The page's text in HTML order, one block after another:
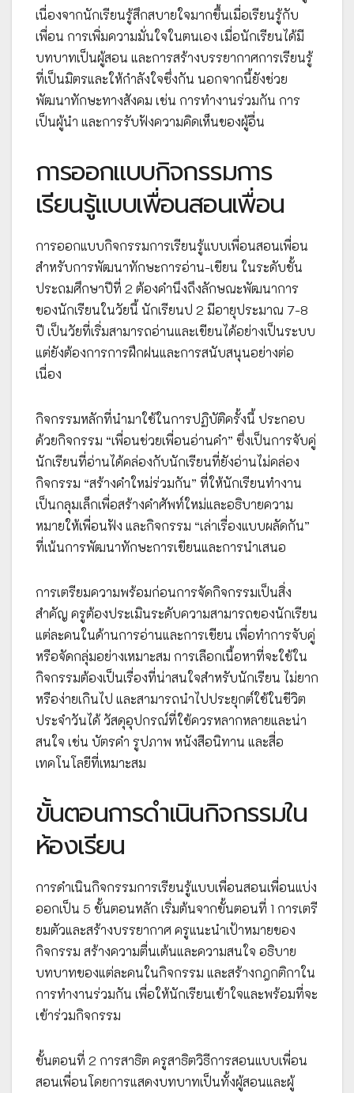
เนื่องจากนักเรียนรู้สึกสบายใจมากขึ้นเมื่อเรียนรู้กับ
เพื่อน การเพิ่มความมั่นใจในตนเอง เมื่อนักเรียนได้มี
บทบาทเป็นผู้สอน และการสร้างบรรยากาศการเรียนรู้
ที่เป็นมิตรและให้กำลังใจซึ่งกัน นอกจากนี้ยังช่วย
พัฒนาทักษะทางสังคม เช่น การทำงานร่วมกัน การ
เป็นผู้นำ และการรับฟังความคิดเห็นของผู้อื่น
การออกแบบกิจกรรมการ
เรียนรู้แบบเพื่อนสอนเพื่อน
การออกแบบกิจกรรมการเรียนรู้แบบเพื่อนสอนเพื่อน
สำหรับการพัฒนาทักษะการอ่าน-เขียน ในระดับชั้น
ประถมศึกษาปีที่ 2 ต้องคำนึงถึงลักษณะพัฒนาการ
ของนักเรียนในวัยนี้ นักเรียนป 2 มีอายุประมาณ 7-8
ปี เป็นวัยที่เริ่มสามารถอ่านและเขียนได้อย่างเป็นระบบ
แต่ยังต้องการการฝึกฝนและการสนับสนุนอย่างต่อ
เนื่อง
กิจกรรมหลักที่นำมาใช้ในการปฏิบัติครั้งนี้ ประกอบ
ด้วยกิจกรรม “เพื่อนช่วยเพื่อนอ่านคำ” ซึ่งเป็นการจับคู่
นักเรียนที่อ่านได้คล่องกับนักเรียนที่ยังอ่านไม่คล่อง
กิจกรรม “สร้างคำใหม่ร่วมกัน” ที่ให้นักเรียนทำงาน
เป็นกลุมเล็กเพื่อสร้างคำศัพท์ใหม่และอธิบายความ
หมายให้เพื่อนฟัง และกิจกรรม “เล่าเรื่องแบบผลัดกัน”
ที่เน้นการพัฒนาทักษะการเขียนและการนำเสนอ
การเตรียมความพร้อมก่อนการจัดกิจกรรมเป็นสิ่ง
สำคัญ ครูต้องประเมินระดับความสามารถของนักเรียน
แต่ละคนในด้านการอ่านและการเขียน เพื่อทำการจับคู่
หรือจัดกลุ่มอย่างเหมาะสม การเลือกเนื้อหาที่จะใช้ใน
กิจกรรมต้องเป็นเรื่องที่น่าสนใจสำหรับนักเรียน ไม่ยาก
หรือง่ายเกินไป และสามารถนำไปประยุกต์ใช้ในชีวิต
ประจำวันได้ วัสดุอุปกรณ์ที่ใช้ควรหลากหลายและน่า
สนใจ เช่น บัตรคำ รูปภาพ หนังสือนิทาน และสื่อ
เทคโนโลยีที่เหมาะสม
ขั้นตอนการดำเนินกิจกรรมใน
ห้องเรียน
การดำเนินกิจกรรมการเรียนรู้แบบเพื่อนสอนเพื่อนแบ่ง
ออกเป็น 5 ขั้นตอนหลัก เริ่มต้นจากขั้นตอนที่ 1 การเตรี
ยมตัวและสร้างบรรยากาศ ครูแนะนำเป้าหมายของ
กิจกรรม สร้างความตื่นเต้นและความสนใจ อธิบาย
บทบาทของแต่ละคนในกิจกรรม และสร้างกฎกติกาใน
การทำงานร่วมกัน เพื่อให้นักเรียนเข้าใจและพร้อมที่จะ
เข้าร่วมกิจกรรม
ขั้นตอนที่ 2 การสาธิต ครูสาธิตวิธีการสอนแบบเพื่อน
สอนเพื่อนโดยการแสดงบทบาทเป็นทั้งผู้สอนและผู้